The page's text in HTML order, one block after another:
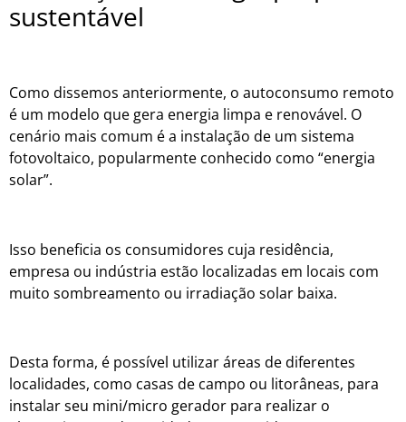
sustentável
Como dissemos anteriormente, o autoconsumo remoto
é um modelo que gera energia limpa e renovável. O
cenário mais comum é a instalação de um sistema
fotovoltaico, popularmente conhecido como “energia
solar”.
Isso beneficia os consumidores cuja residência,
empresa ou indústria estão localizadas em locais com
muito sombreamento ou irradiação solar baixa.
Desta forma, é possível utilizar áreas de diferentes
localidades, como casas de campo ou litorâneas, para
instalar seu mini/micro gerador para realizar o